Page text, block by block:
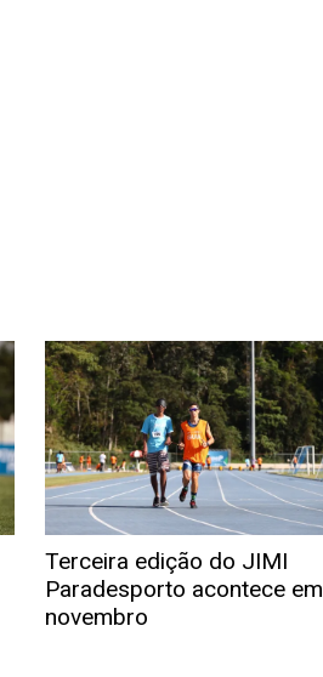
Terceira edição do JIMI
Paradesporto acontece em
novembro